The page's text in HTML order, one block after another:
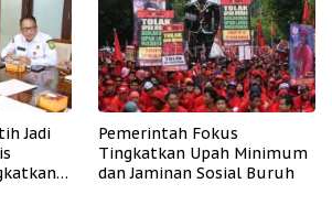
Jadi
Pemerintah Fokus
Tingkatkan Upah Minimum
dan Jaminan Sosial Buruh